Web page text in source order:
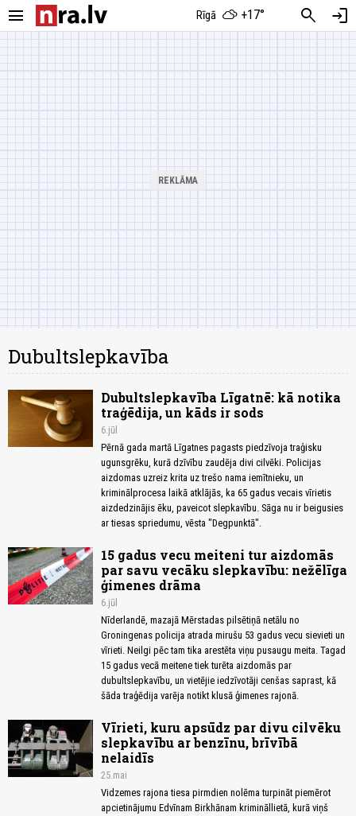
menu Rīgā +17° search login
Dubultslepkavība
Dubultslepkavība Līgatnē: kā notika
traģēdija, un kāds ir sods
6.jūl
Pērnā gada martā Līgatnes pagasts piedzīvoja traģisku
ugunsgrēku, kurā dzīvību zaudēja divi cilvēki. Policijas
aizdomas uzreiz krita uz trešo nama iemītnieku, un
kriminālprocesa laikā atklājās, ka 65 gadus vecais vīrietis
aizdedzinājis ēku, paveicot slepkavību. Sāga nu ir beigusies
ar tiesas spriedumu, vēsta "Degpunktā".
15 gadus vecu meiteni tur aizdomās
par savu vecāku slepkavību: nežēlīga
ģimenes drāma
6.jūl
Nīderlandē, mazajā Mērstadas pilsētiņā netālu no
Groningenas policija atrada mirušu 53 gadus vecu sievieti un
vīrieti. Neilgi pēc tam tika arestēta viņu pusaugu meita. Tagad
15 gadus vecā meitene tiek turēta aizdomās par
dubultslepkavību, un vietējie iedzīvotāji cenšas saprast, kā
šāda traģēdija varēja notikt klusā ģimenes rajonā.
Vīrieti, kuru apsūdz par divu cilvēku
slepkavību ar benzīnu, brīvībā
nelaidīs
25.mai
Vidzemes rajona tiesa pirmdien nolēma turpināt piemērot
apcietinājumu Edvīnam Birkhānam krimināllietā, kurā viņš